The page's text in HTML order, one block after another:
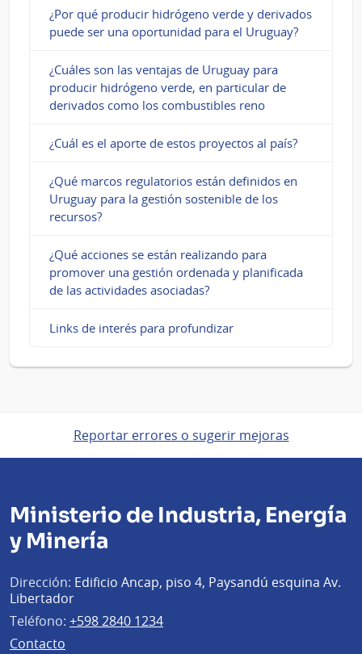
¿Por qué producir hidrógeno verde y derivados
puede ser una oportunidad para el Uruguay?
¿Cuáles son las ventajas de Uruguay para
producir hidrógeno verde, en particular de
derivados como los combustibles reno
¿Cuál es el aporte de estos proyectos al país?
¿Qué marcos regulatorios están definidos en
Uruguay para la gestión sostenible de los
recursos?
¿Qué acciones se están realizando para
promover una gestión ordenada y planificada
de las actividades asociadas?
Links de interés para profundizar
Reportar errores o sugerir mejoras
Ministerio de Industria, Energía
y Minería
Dirección: Edificio Ancap, piso 4, Paysandú esquina Av.
Libertador
Teléfono: +598 2840 1234
Contacto